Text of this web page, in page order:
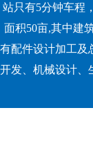
站只有5分钟车程
面积50亩,其中建
有配件设计加工及
开发、机械设计、